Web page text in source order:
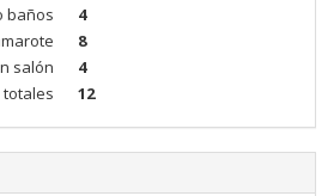
baños
4
8
salón
4
totales
12